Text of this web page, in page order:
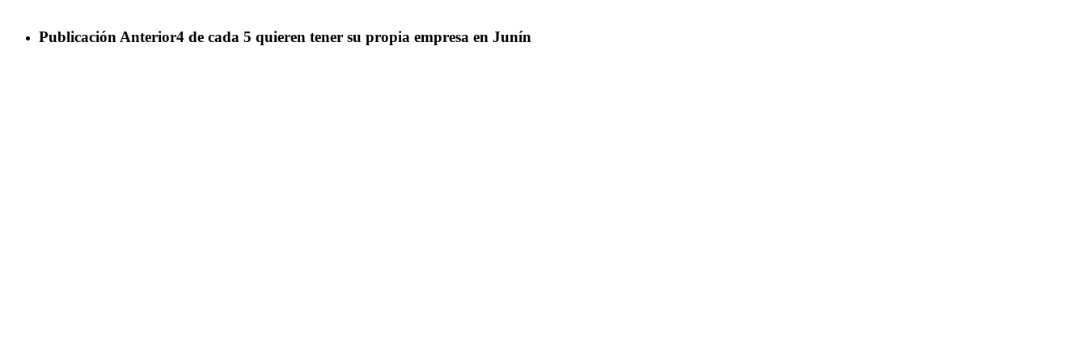
Publicación Anterior4 de cada 5 quieren tener su propia empresa en Junín